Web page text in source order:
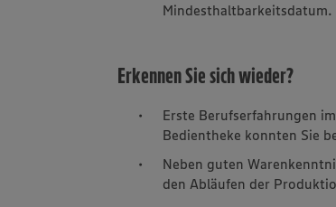
Mindesthaltbarkeitsdatum.
Erkennen Sie sich wieder?
Erste Berufserfahrungen
Bedientheke konnten Sie
Neben guten
den Abläufen der